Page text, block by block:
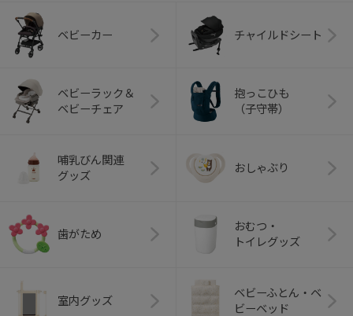
ベビーカー チャイルドシート
ベビーラック＆
ベビーチェア
抱っこひも
（子守帯）
哺乳びん関連
グッズ
おしゃぶり
歯がため
おむつ・
トイレグッズ
室内グッズ
ベビーふとん・ベ
ビーベッド